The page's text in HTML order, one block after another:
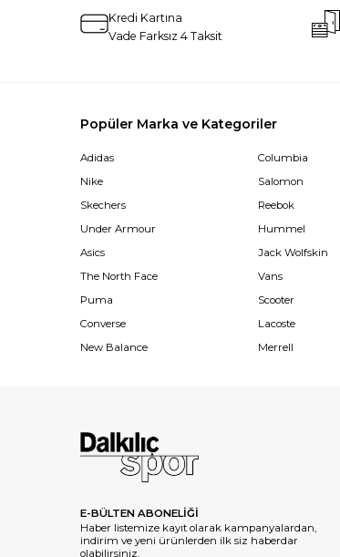
Kredi Kartına
Vade Farksız 4 Taksit
Popüler Marka ve Kategoriler
Adidas
Nike
Skechers
Under Armour
Asics
The North Face
Puma
Converse
New Balance
Columbia
Salomon
Reebok
Hummel
Jack Wolfskin
Vans
Scooter
Lacoste
Merrell
E-BÜLTEN ABONELİĞİ
Haber listemize kayıt olarak kampanyalardan,
indirim ve yeni ürünlerden ilk siz haberdar
olabilirsiniz.